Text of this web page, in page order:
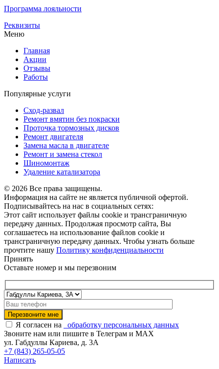
Программа лояльности
Реквизиты
Меню
Главная
Акции
Отзывы
Работы
Популярные услуги
Сход-развал
Ремонт вмятин без покраски
Проточка тормозных дисков
Ремонт двигателя
Замена масла в двигателе
Ремонт и замена стекол
Шиномонтаж
Удаление катализатора
© 2026 Все права защищены.
Информация на сайте не является публичной офертой.
Подписывайтесь на нас в социальных сетях:
Этот сайт использует файлы cookie и трансграничную
передачу данных. Продолжая просмотр сайта, Вы
соглашаетесь на использование файлов cookie и
трансграничную передачу данных. Чтобы узнать больше
прочтите нашу Политику конфиденциальности
Принять
Оставьте номер и мы перезвоним
Я согласен на
обработку персональных данных
Звоните нам или пишите в Телеграм и MAX
ул. Габдуллы Кариева, д. 3А
+7 (843) 265-05-05
Написать